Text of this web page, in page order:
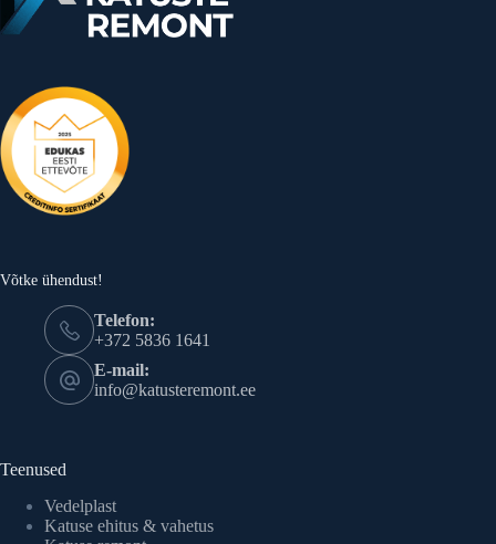
Võtke ühendust!
Telefon:
+372 5836 1641
E-mail:
info@katusteremont.ee
Teenused
Vedelplast
Katuse ehitus & vahetus